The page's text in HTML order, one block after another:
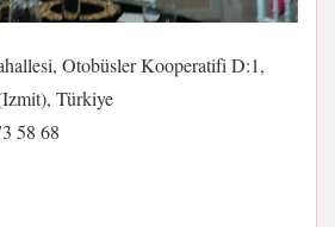
Otobüsler Kooperatifi D:1,
Türkiye
58 68